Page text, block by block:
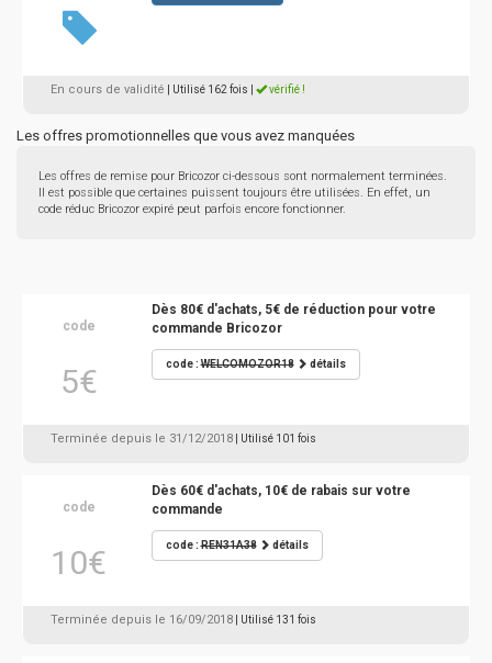
En cours de validité | Utilisé 162 fois vérifié !
Les offres promotionnelles que vous avez manquées
Les offres de remise pour Bricozor ci-dessous sont normalement terminées.
Il est possible que certaines puissent toujours être utilisées. En effet, un
code réduc Bricozor expiré peut parfois encore fonctionner.
code
5€
Dès 80€ d'achats, 5€ de réduction pour votre
commande Bricozor
code :WELCOMOZOR18 détails
Terminée depuis le 31/12/2018 | Utilisé 101 fois
code
10€
Dès 60€ d'achats, 10€ de rabais sur votre
commande
code :REN31A38 détails
Terminée depuis le 16/09/2018 | Utilisé 131 fois